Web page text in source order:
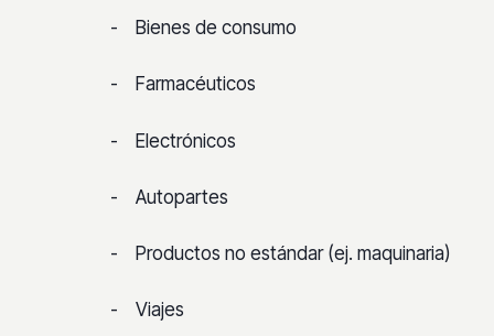
- Bienes de consumo
- Farmacéuticos
- Electrónicos
- Autopartes
- Productos no estándar (ej. maquinaria)
- Viajes